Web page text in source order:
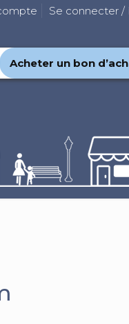
Se connecter
Acheter un bon